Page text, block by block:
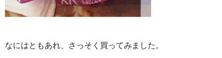
なにはともあれ、さっそく買ってみました。